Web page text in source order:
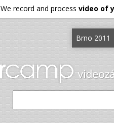
We record and process video of
Brno 2011